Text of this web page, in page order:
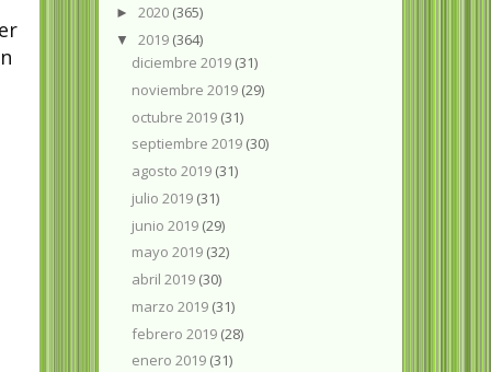
► 2020 (365)
▼ 2019 (364)
diciembre 2019 (31)
noviembre 2019 (29)
octubre 2019 (31)
septiembre 2019 (30)
agosto 2019 (31)
julio 2019 (31)
junio 2019 (29)
mayo 2019 (32)
abril 2019 (30)
marzo 2019 (31)
febrero 2019 (28)
enero 2019 (31)